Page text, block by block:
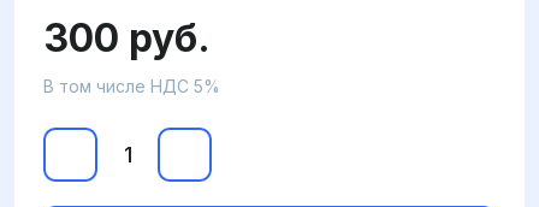
300 руб.
В том числе НДС 5%